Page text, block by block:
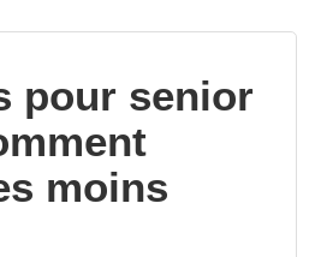
pour senior
moins